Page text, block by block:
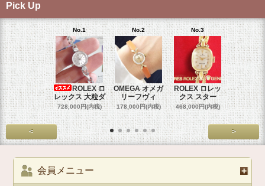
Pick Up
No.1
ROLEX ロ
レックス 大粒ダ
728,000円(内税)
No.2
OMEGA オメガ
リーフヴィ
178,000円(内税)
No.3
ROLEX ロレッ
クス スター
468,000円(内税)
No.4
ROLEX
クス ホ
468,000円
< >
会員メニュー